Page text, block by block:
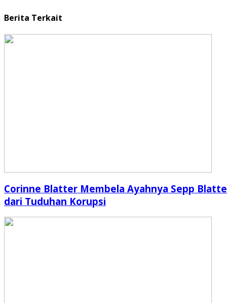
Berita Terkait
Corinne Blatter Membela Ayahnya Sepp
dari Tuduhan Korupsi